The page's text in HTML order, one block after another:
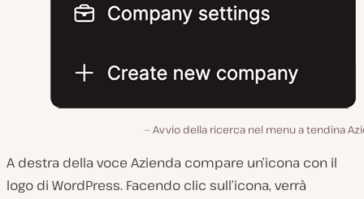
Avvio della ricerca nel menu a tendina
A destra della voce Azienda compare un’icona con il
logo di WordPress. Facendo clic sull’icona, verrà